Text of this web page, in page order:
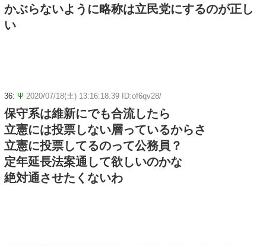
かぶらないように略称は立民党にするのが正し
い
36: Ψ 2020/07/18(土) 13:16:18.39 ID:of6qv28/
保守系は維新にでも合流したら
立憲には投票しない層っているからさ
立憲に投票してるのって公務員？
定年延長法案通して欲しいのかな
絶対通させたくないわ